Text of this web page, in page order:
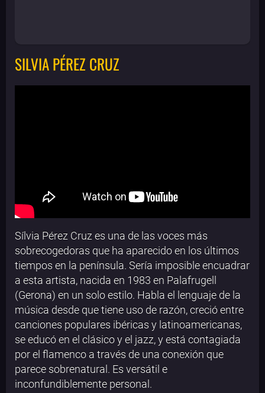
SILVIA PÉREZ CRUZ
Sílvia Pérez Cruz es una de las voces más
sobrecogedoras que ha aparecido en los últimos
tiempos en la península. Sería imposible encuadrar
a esta artista, nacida en 1983 en Palafrugell
(Gerona) en un solo estilo. Habla el lenguaje de la
música desde que tiene uso de razón, creció entre
canciones populares ibéricas y latinoamericanas,
se educó en el clásico y el jazz, y está contagiada
por el flamenco a través de una conexión que
parece sobrenatural. Es versátil e
inconfundiblemente personal.